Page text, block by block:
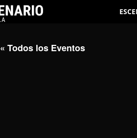
« Todos los Eventos